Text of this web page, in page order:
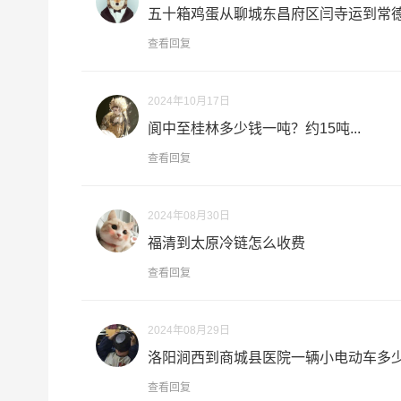
2、以上江门至昌吉物流价格仅为零担散货报价、
如何计算江门至昌吉物流费用总报价？
物流费用总报价=江门提货费用+专线运输费用+昌
专线运输费用的计算方式为：单价货物乘以重量
货物性质确定单价。
什么是提货费用（也称接货费、取货费、上门提货
什么是送货费用？
即送货上门费用。物流公司安排车辆把货物从昌
五十箱鸡蛋从聊城东昌府区闫寺运到常
查看回复
2024年10月17日
阆中至桂林多少钱一吨？约15吨...
查看回复
2024年08月30日
福清到太原冷链怎么收费
查看回复
2024年08月29日
洛阳涧西到商城县医院一辆小电动车多
查看回复